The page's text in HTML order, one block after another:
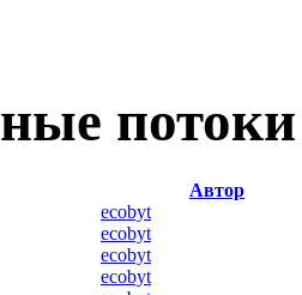
потоки
Автор
ecobyt
ecobyt
ecobyt
ecobyt